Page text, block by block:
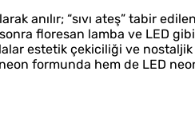
anılır; “sıvı ateş” tabir
floresan lamba ve LED
estetik çekiciliği ve nostaljik
formunda hem de LED